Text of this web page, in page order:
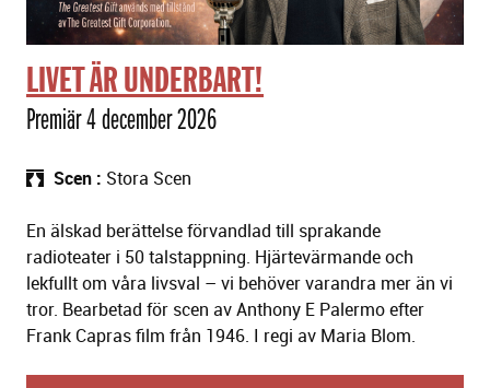
LIVET ÄR UNDERBART!
Premiär 4 december 2026
Scen Stora Scen
En älskad berättelse förvandlad till sprakande
radioteater i 50 talstappning. Hjärtevärmande och
lekfullt om våra livsval – vi behöver varandra mer än vi
tror. Bearbetad för scen av Anthony E Palermo efter
Frank Capras film från 1946. I regi av Maria Blom.